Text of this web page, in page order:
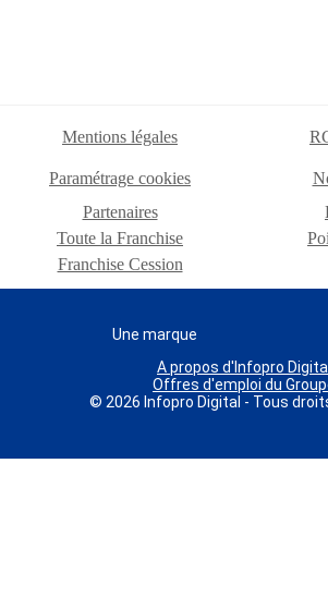
Mentions légales
Paramétrage cookies
Partenaires
Toute la Franchise
Franchise Cession
Une marque
A propos d'Infopro
Offres d'emploi du
© 2026 Infopro Digital - Tous